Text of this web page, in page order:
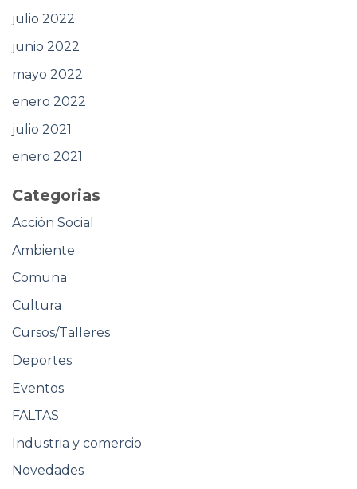
julio 2022
junio 2022
mayo 2022
enero 2022
julio 2021
enero 2021
Categorias
Acción Social
Ambiente
Comuna
Cultura
Cursos/Talleres
Deportes
Eventos
FALTAS
Industria y comercio
Novedades